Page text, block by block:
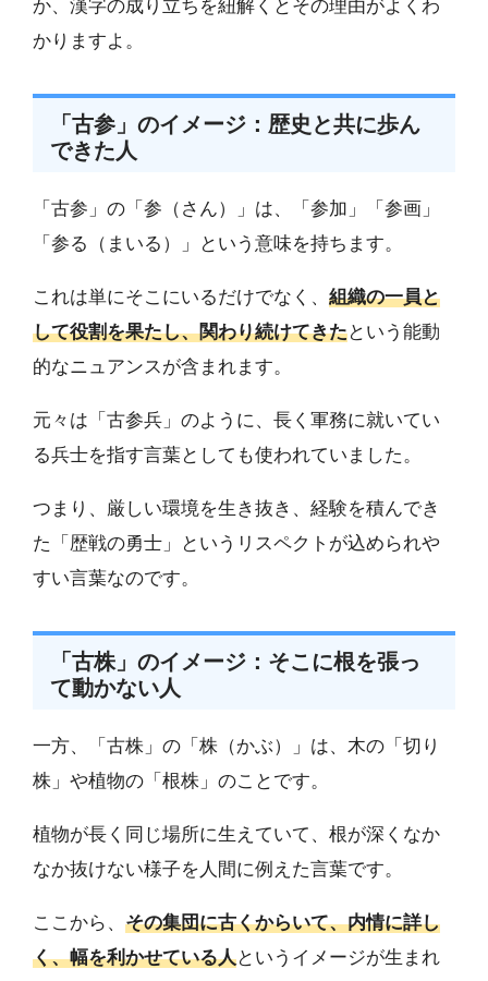
か、漢字の成り立ちを紐解くとその理由がよくわ
かりますよ。
「古参」のイメージ：歴史と共に歩ん
できた人
「古参」の「参（さん）」は、「参加」「参画」
「参る（まいる）」という意味を持ちます。
これは単にそこにいるだけでなく、 組織の一員と
して役割を果たし、関わり続けてきたという能動
的なニュアンスが含まれます。
元々は「古参兵」のように、長く軍務に就いてい
る兵士を指す言葉としても使われていました。
つまり、厳しい環境を生き抜き、経験を積んでき
た「歴戦の勇士」というリスペクトが込められや
すい言葉なのです。
「古株」のイメージ：そこに根を張っ
て動かない人
一方、「古株」の「株（かぶ）」は、木の「切り
株」や植物の「根株」のことです。
植物が長く同じ場所に生えていて、根が深くなか
なか抜けない様子を人間に例えた言葉です。
ここから、 その集団に古くからいて、内情に詳し
く、幅を利かせている人というイメージが生まれ